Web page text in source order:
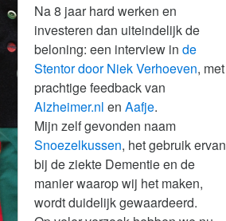
Na 8 jaar hard werken en
investeren dan uiteindelijk de
beloning: een interview inde
Stentor door Niek Verhoeven, met
prachtige feedback van
Alzheimer.nl enAafje.
Mijn zelf gevonden naam
Snoezelkussen, het gebruik ervan
bij de ziekte Dementie en de
manier waarop wij het maken,
wordt duidelijk gewaardeerd.